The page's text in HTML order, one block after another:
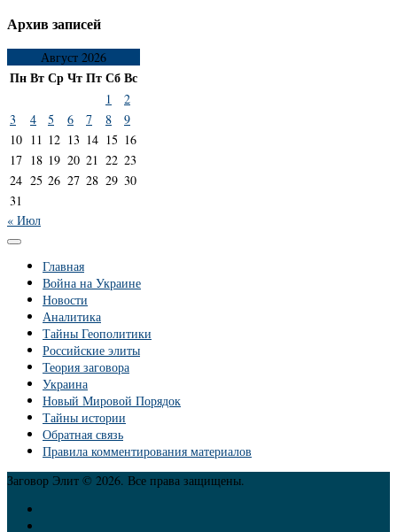
Архив записей
Август 2026
ПнВтСрЧтПтСбВс
1
2
3
4 5 6 7 8
9
10 11 12 13 14 15 16
17 18 19 20 21 22 23
24 25 26 27 28 29 30
31
« Июл
Главная
Война на Украине
Новости
Аналитика
Тайны Геополитики
Российские элиты
Теория заговора
Украина
Новый Мировой Порядок
Тайны истории
Обратная связь
Правила комментирования материалов
Заговор Элит © 2026. Все права защищены.